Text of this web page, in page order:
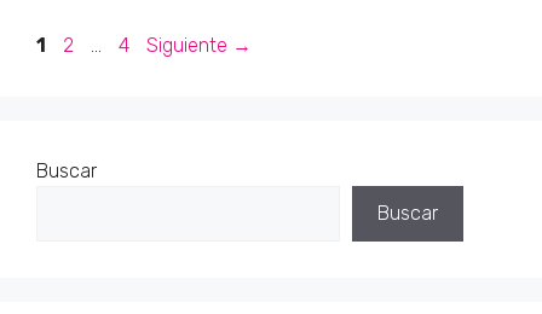
Página
1 Página
2 Página
4 Siguiente →
Buscar
Buscar